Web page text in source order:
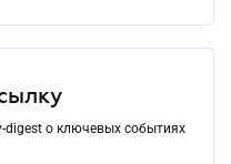
digest о ключевых событиях